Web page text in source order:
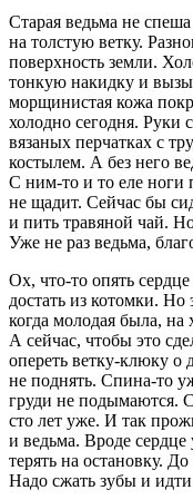
Старая ведьма не
на толстую ветку.
поверхность земли.
тонкую накидку и
морщинистая кожа
холодно сегодня. Руки
вязаных перчатках с
костылем. А без него
С ним-то и то еле ноги
не щадит. Сейчас бы
и пить травяной чай.
Уже не раз ведьма,
Ох, что-то опять
достать из котомки.
когда молодая была, на
А сейчас, чтобы это
опереть ветку-клюку о
не поднять. Спина-то
груди не подымаются.
сто лет уже. И так
и ведьма. Вроде
терять на остановку.
Надо сжать зубы и